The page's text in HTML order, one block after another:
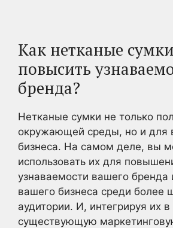
Как нетканые
повысить
бренда?
Нетканые сумки не только
окружающей среды, но и для
бизнеса. На самом деле, вы
использовать их для
узнаваемости вашего
вашего бизнеса среди более
аудитории. И, интегрируя их
существующую